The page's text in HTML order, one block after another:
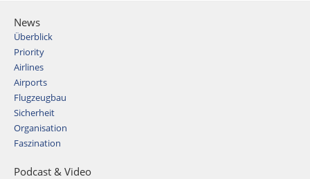
News
Überblick
Priority
Airlines
Airports
Flugzeugbau
Sicherheit
Organisation
Faszination
Podcast & Video